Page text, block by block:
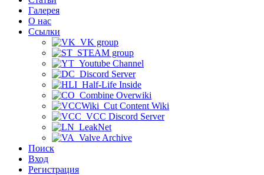
Галерея
О нас
Ссылки
VK group
STEAM group
Youtube Channel
Discord Server
Half-Life Inside
Combine Overwiki
Cut Content Wiki
VCC Discord Server
LeakNet
Valve Archive
Поиск
Вход
Регистрация